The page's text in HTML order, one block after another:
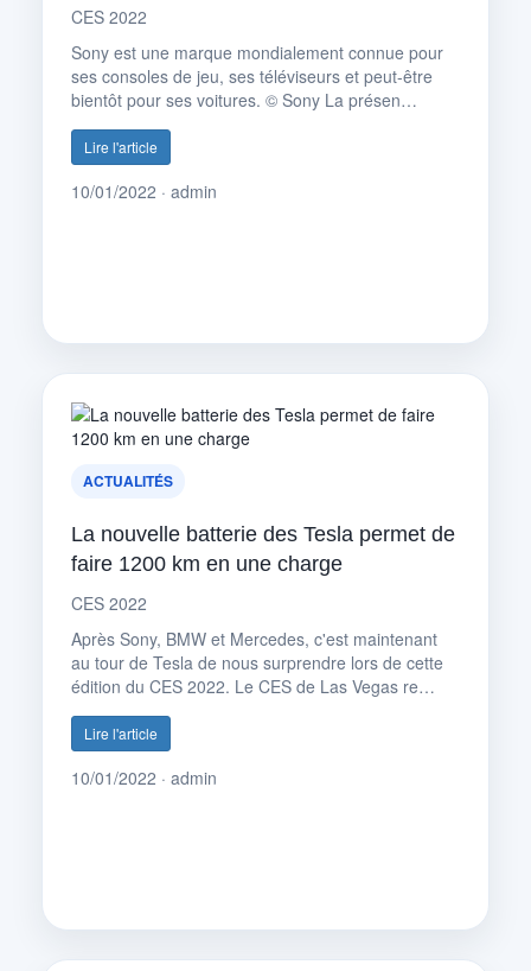
CES 2022
Sony est une marque mondialement connue pour
ses consoles de jeu, ses téléviseurs et peut-être
bientôt pour ses voitures. © Sony La présen…
Lire l'article
10/01/2022 · admin
ACTUALITÉS
La nouvelle batterie des Tesla permet de
faire 1200 km en une charge
CES 2022
Après Sony, BMW et Mercedes, c'est maintenant
au tour de Tesla de nous surprendre lors de cette
édition du CES 2022. Le CES de Las Vegas re…
Lire l'article
10/01/2022 · admin